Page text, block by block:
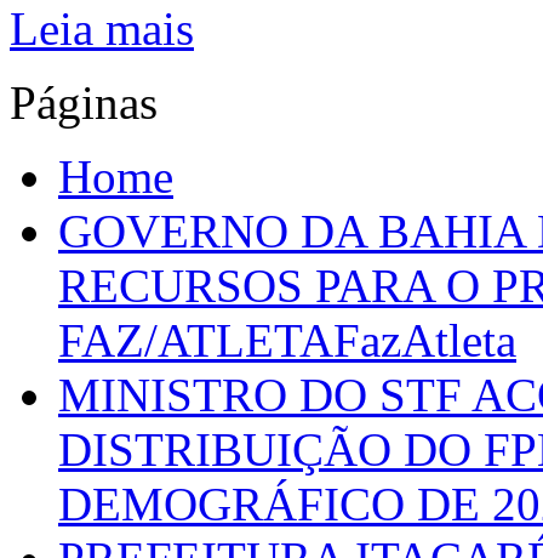
Leia mais
Páginas
Home
GOVERNO DA
RECURSOS PARA O
FAZ/ATLETAFazAtleta
MINISTRO DO STF
DISTRIBUIÇÃO DO
DEMOGRÁFICO DE